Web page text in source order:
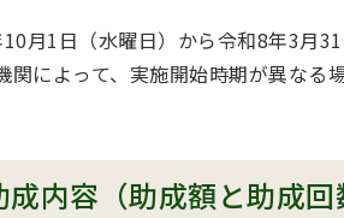
月1日（水曜日）から令和8年3月31
関によって、実施開始時期が異なる
成内容（助成額と助成回